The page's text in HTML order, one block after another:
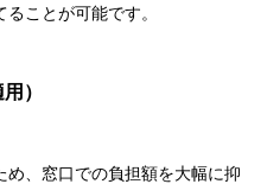
ことが可能です。
）
、窓口での負担額を大幅に抑